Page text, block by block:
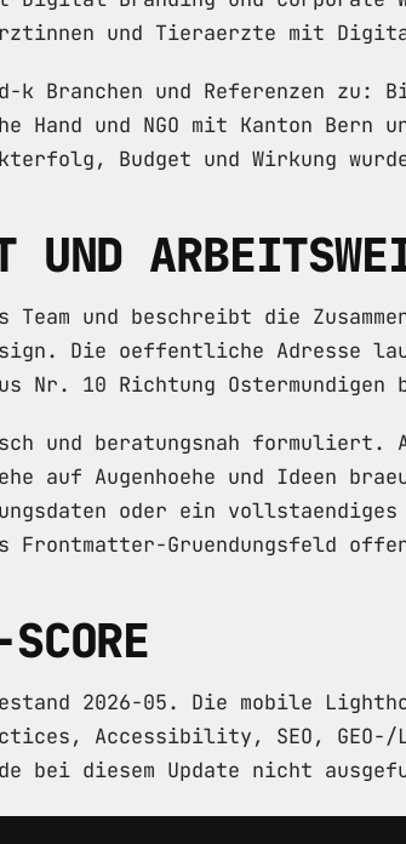
und Tieraerzte mit
und Referenzen zu:
Hand und NGO mit Kanton Bern
Budget und Wirkung
UND
und beschreibt die
Die oeffentliche Adresse
Nr. 10 Richtung
und beratungsnah formuliert.
auf Augenhoehe und Ideen
oder ein
Gruendungsfeld
2026-05. Die mobile
Accessibility, SEO,
bei diesem Update nicht